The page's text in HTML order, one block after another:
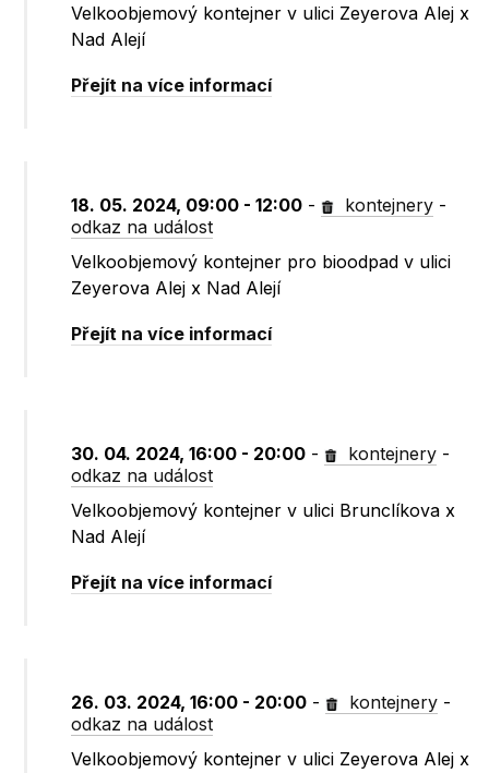
Velkoobjemový kontejner v ulici Zeyerova Alej x
Nad Alejí
Přejít na více informací
18. 05. 2024, 09:00 - 12:00 - kontejnery -
odkaz na událost
Velkoobjemový kontejner pro bioodpad v ulici
Zeyerova Alej x Nad Alejí
Přejít na více informací
30. 04. 2024, 16:00 - 20:00 - kontejnery -
odkaz na událost
Velkoobjemový kontejner v ulici Brunclíkova x
Nad Alejí
Přejít na více informací
26. 03. 2024, 16:00 - 20:00 - kontejnery -
odkaz na událost
Velkoobjemový kontejner v ulici Zeyerova Alej x